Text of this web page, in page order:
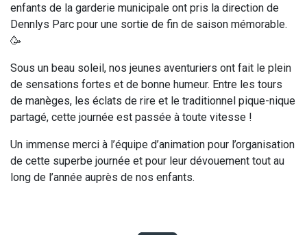
enfants de la garderie municipale ont pris la direction de
Dennlys Parc pour une sortie de fin de saison mémorable.
🥳
Sous un beau soleil, nos jeunes aventuriers ont fait le plein
de sensations fortes et de bonne humeur. Entre les tours
de manèges, les éclats de rire et le traditionnel pique-nique
partagé, cette journée est passée à toute vitesse !
Un immense merci à l’équipe d’animation pour l’organisation
de cette superbe journée et pour leur dévouement tout au
long de l’année auprès de nos enfants.